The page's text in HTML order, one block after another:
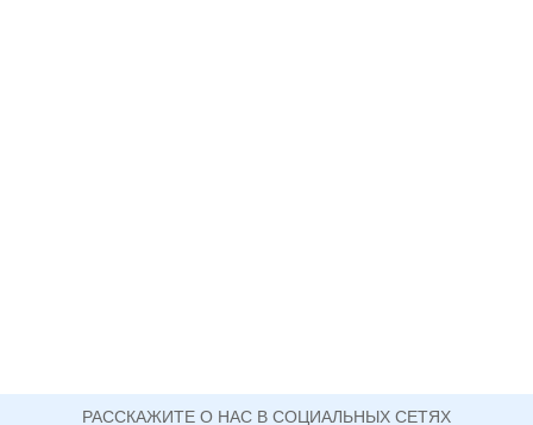
РАССКАЖИТЕ О НАС В СОЦИАЛЬНЫХ СЕТЯХ